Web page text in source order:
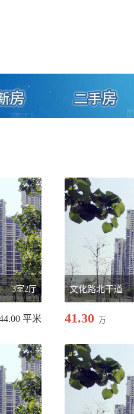
3室2厅
平米
文化路北干道
41.30 万